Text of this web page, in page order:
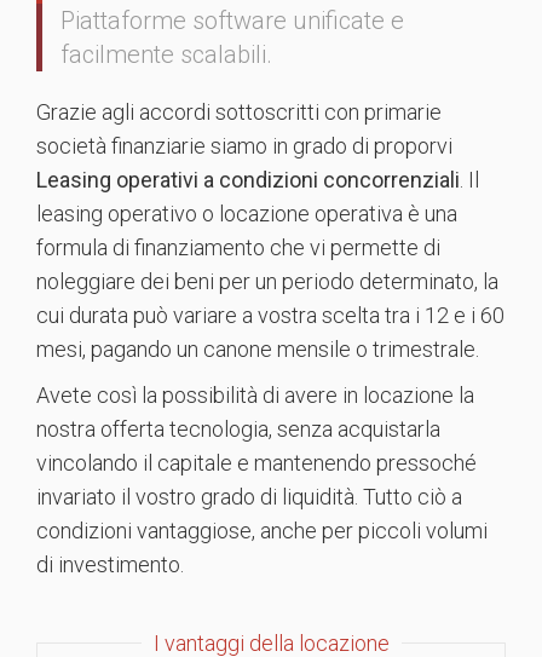
Piattaforme software unificate e
facilmente scalabili.
Grazie agli accordi sottoscritti con primarie
società finanziarie siamo in grado di proporvi
Leasing operativi a condizioni concorrenziali . Il
leasing operativo o locazione operativa è una
formula di finanziamento che vi permette di
noleggiare dei beni per un periodo determinato, la
cui durata può variare a vostra scelta tra i 12 e i 60
mesi, pagando un canone mensile o trimestrale.
Avete così la possibilità di avere in locazione la
nostra offerta tecnologia, senza acquistarla
vincolando il capitale e mantenendo pressoché
invariato il vostro grado di liquidità. Tutto ciò a
condizioni vantaggiose, anche per piccoli volumi
di investimento.
I vantaggi della locazione